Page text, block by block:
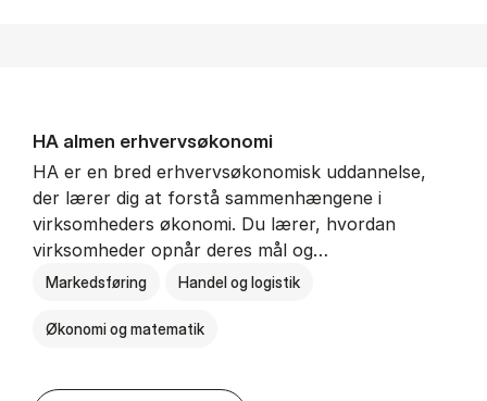
HA al­men erhvervs­økonomi
HA er en bred erhvervsøkonomisk uddannelse,
der lærer dig at forstå sammenhængene i
virksomheders økonomi. Du lærer, hvordan
virksomheder opnår deres mål og…
Markedsføring Handel og logistik
Økonomi og matematik